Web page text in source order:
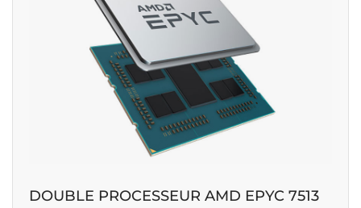
DOUBLE PROCESSEUR AMD EPYC 7513